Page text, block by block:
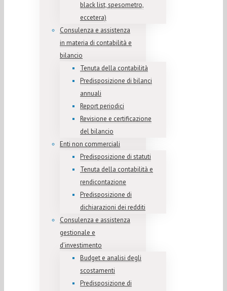
black list, spesometro,
eccetera)
Consulenza e assistenza
in materia di contabilità e
bilancio
Tenuta della contabilità
Predisposizione di bilanci
annuali
Report periodici
Revisione e certificazione
del bilancio
Enti non commerciali
Predisposizione di statuti
Tenuta della contabilità e
rendicontazione
Predisposizione di
dichiarazioni dei redditi
Consulenza e assistenza
gestionale e
d’investimento
Budget e analisi degli
scostamenti
Predisposizione di